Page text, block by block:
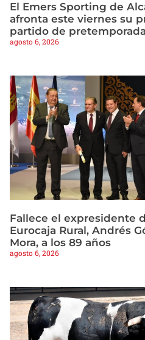
El Emers Sporting de
afronta este viernes su
partido de pretemporada
agosto 6, 2026
Fallece el expresidente
Eurocaja Rural, Andrés
Mora, a los 89 años
agosto 6, 2026